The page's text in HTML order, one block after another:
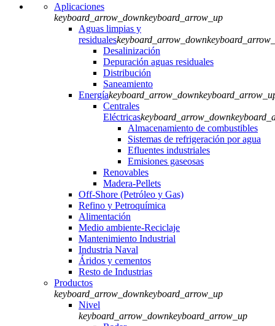
Aplicaciones
keyboard_arrow_downkeyboard_arrow_up
Aguas limpias y
residualeskeyboard_arrow_down
Desalinización
Depuración aguas residuales
Distribución
Saneamiento
Energíakeyboard_arrow_down
Centrales
Eléctricaskeyboard_arrow_down
Almacenamiento de combustibles
Sistemas de refrigeración por agua
Efluentes industriales
Emisiones gaseosas
Renovables
Madera-Pellets
Off-Shore (Petróleo y Gas)
Refino y Petroquímica
Alimentación
Medio ambiente-Reciclaje
Mantenimiento Industrial
Industria Naval
Áridos y cementos
Resto de Industrias
Productos
keyboard_arrow_downkeyboard_arrow_up
Nivel
keyboard_arrow_downkeyboard_arrow_up